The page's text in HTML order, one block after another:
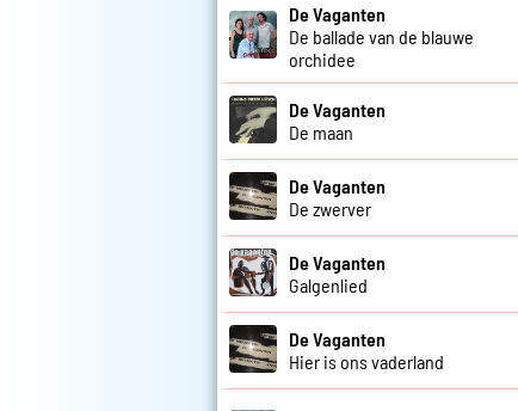
De Vaganten
De ballade van de blauwe
orchidee
De Vaganten
De maan
De Vaganten
De zwerver
De Vaganten
Galgenlied
De Vaganten
Hier is ons vaderland